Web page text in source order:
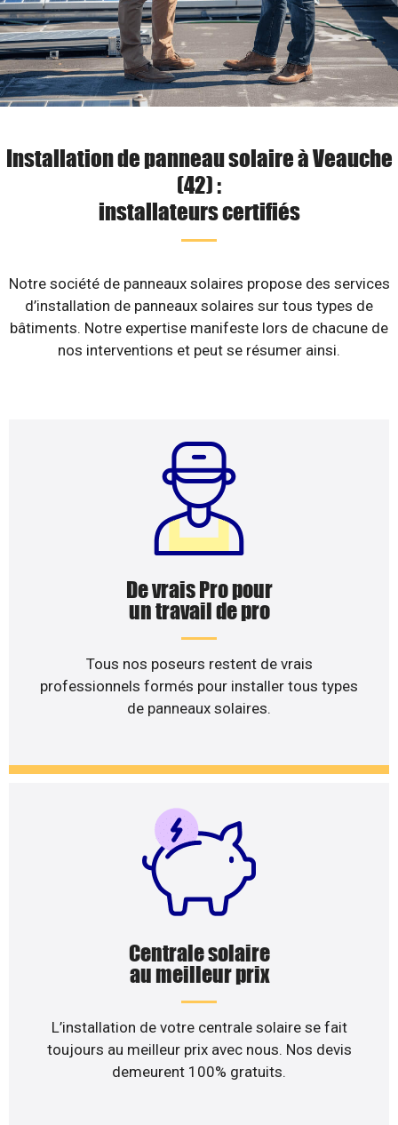
Installation de panneau solaire à Veauche
(42) :
installateurs certifiés
Notre société de panneaux solaires propose des services
d’installation de panneaux solaires sur tous types de
bâtiments. Notre expertise manifeste lors de chacune de
nos interventions et peut se résumer ainsi.
De vrais Pro pour
un travail de pro
Tous nos poseurs restent de vrais
professionnels formés pour installer tous types
de panneaux solaires.
Centrale solaire
au meilleur prix
L’installation de votre centrale solaire se fait
toujours au meilleur prix avec nous. Nos devis
demeurent 100% gratuits.